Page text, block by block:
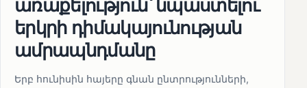
առաքելություն՝ նպաստելու
երկրի դիմակայունության
ամրապնդմանը
Երբ հունիսին հայերը գնան ընտրությունների,